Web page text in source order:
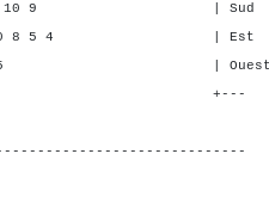
9 | Sud - -
4 | Est 3 5
2 5